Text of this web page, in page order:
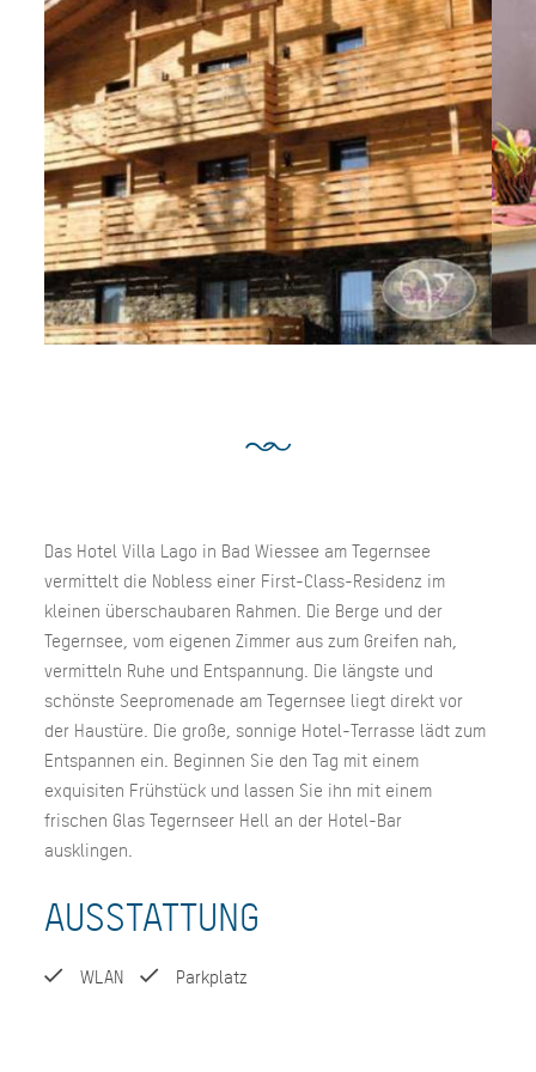
Das Hotel Villa Lago in Bad Wiessee am Tegernsee
vermittelt die Nobless einer First-Class-Residenz im
kleinen überschaubaren Rahmen. Die Berge und der
Tegernsee, vom eigenen Zimmer aus zum Greifen nah,
vermitteln Ruhe und Entspannung. Die längste und
schönste Seepromenade am Tegernsee liegt direkt vor
der Haustüre. Die große, sonnige Hotel-Terrasse lädt zum
Entspannen ein. Beginnen Sie den Tag mit einem
exquisiten Frühstück und lassen Sie ihn mit einem
frischen Glas Tegernseer Hell an der Hotel-Bar
ausklingen.
AUSSTATTUNG
WLAN Parkplatz